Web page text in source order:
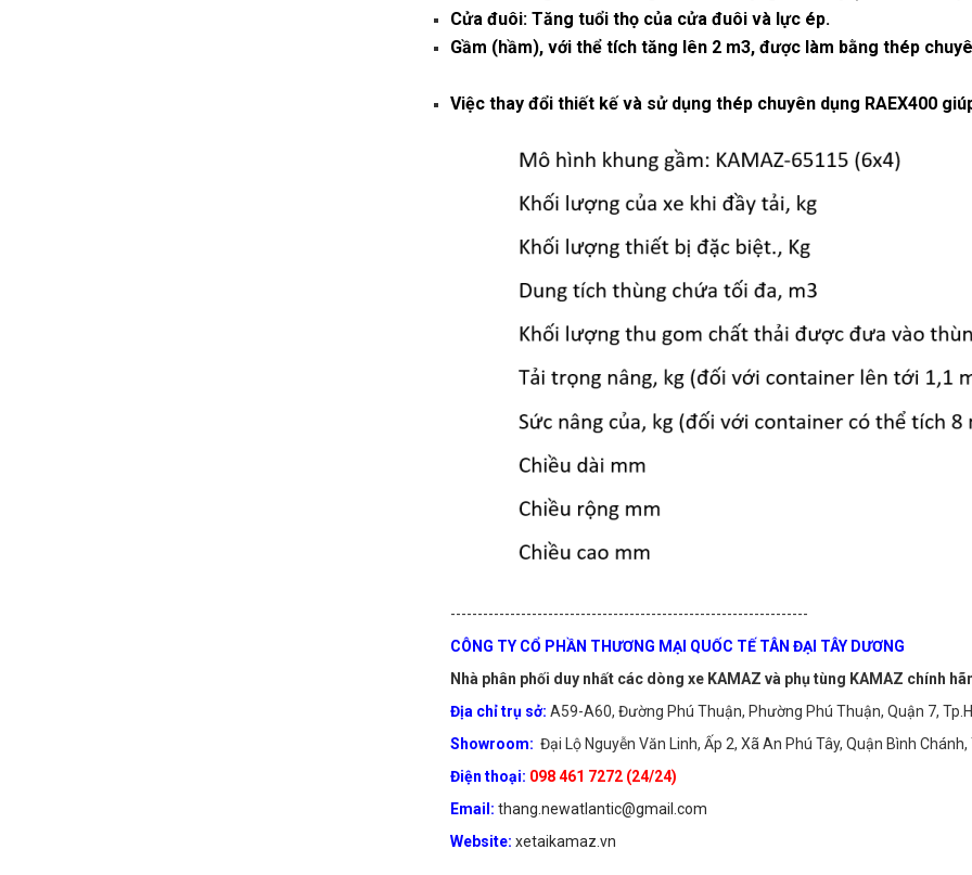
Cửa đuôi: Tăng tuổi thọ của cửa đuôi và lực ép.
Gầm (hầm), với thể tích tăng lên 2 m3, được làm bằng thép
Việc thay đổi thiết kế và sử dụng thép chuyên dụng RAEX400
------------------------------------------------------------------
CÔNG TY CỔ PHẦN THƯƠNG MẠI QUỐC TẾ TÂN ĐẠI TÂY DƯƠNG
Nhà phân phối duy nhất các dòng xe KAMAZ và phụ tùng KAMAZ chính
Địa chỉ trụ sở: A59-A60, Đường Phú Thuận, Phường Phú Thuận, Quận 7,
Showroom: Đại Lộ Nguyễn Văn Linh, Ấp 2, Xã An Phú Tây, Quận Bình Chánh,
Điện thoại: 098 461 7272 (24/24)
Email: thang.newatlantic@gmail.com
Website: xetaikamaz.vn